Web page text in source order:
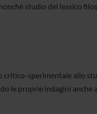
studio del lessico
critico-sperimentale allo
le proprie indagini anche